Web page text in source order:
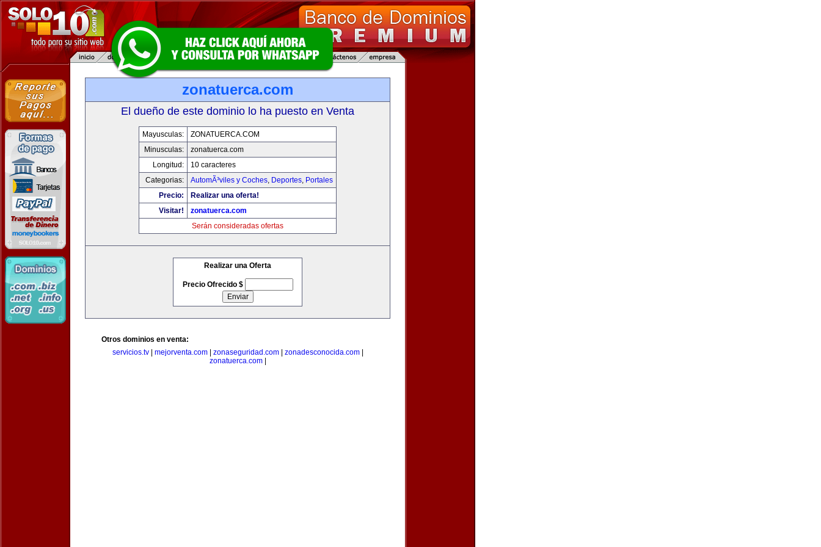
zonatuerca.com
El dueño de este dominio lo ha puesto en Venta
Mayusculas:
ZONATUERCA.COM
Minusculas:
zonatuerca.com
Longitud:
10 caracteres
Categorias:
AutomÃ³viles y Coches, Deportes, Portales
Precio:
Realizar una oferta!
Visitar!
zonatuerca.com
Serán consideradas ofertas
Realizar una Oferta
Precio Ofrecido $
Otros dominios en venta:
servicios.tv| mejorventa.com| zonaseguridad.com| zonadesconocida.com|
zonatuerca.com|